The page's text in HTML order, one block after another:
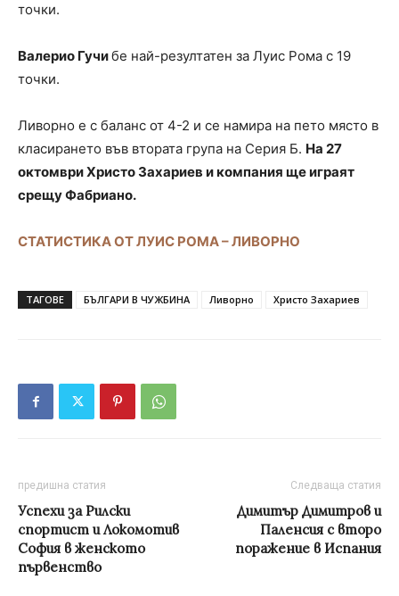
точки.
Валерио Гучибе най-резултатен за Луис Рома с 19
точки.
Ливорно е с баланс от 4-2 и се намира на пето място в
класирането във втората група на Серия Б. На 27
октомври Христо Захариев и компания ще играят
срещу Фабриано.
СТАТИСТИКА ОТ ЛУИС РОМА – ЛИВОРНО
ТАГОВЕ БЪЛГАРИ В ЧУЖБИНА Ливорно Христо Захариев
предишна статия
Успехи за Рилски
спортист и Локомотив
София в женското
първенство
Следваща статия
Димитър Димитров и
Паленсия с второ
поражение в Испания